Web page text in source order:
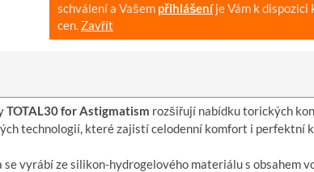
schválení a Vašem přihlášeníje Vám k
cen. Zavřít
TOTAL30 for Astigmatism rozšiřují nabídku torických
technologií, které zajistí celodenní komfort i perfektní
vyrábí ze silikon-hydrogelového materiálu s obsahem